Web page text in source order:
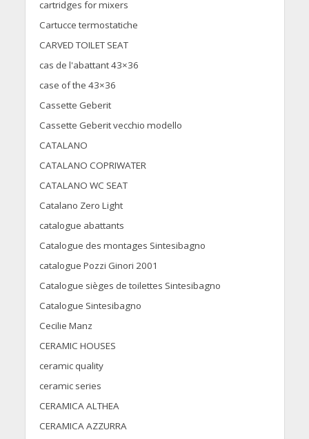
cartridges for mixers
Cartucce termostatiche
CARVED TOILET SEAT
cas de l'abattant 43×36
case of the 43×36
Cassette Geberit
Cassette Geberit vecchio modello
CATALANO
CATALANO COPRIWATER
CATALANO WC SEAT
Catalano Zero Light
catalogue abattants
Catalogue des montages Sintesibagno
catalogue Pozzi Ginori 2001
Catalogue sièges de toilettes Sintesibagno
Catalogue Sintesibagno
Cecilie Manz
CERAMIC HOUSES
ceramic quality
ceramic series
CERAMICA ALTHEA
CERAMICA AZZURRA